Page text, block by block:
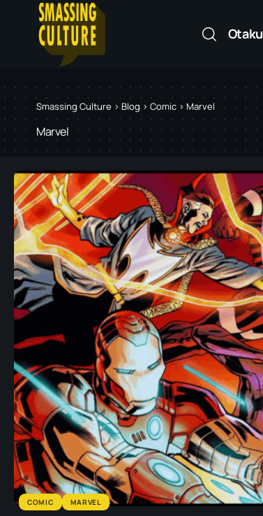
Otaku
Smassing Culture >Blog> Comic > Marvel
Marvel
COMIC MARVEL